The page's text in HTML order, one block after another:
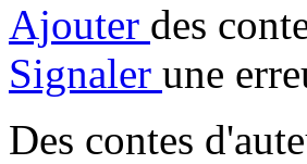
Ajouter des
Signaler une
Des contes